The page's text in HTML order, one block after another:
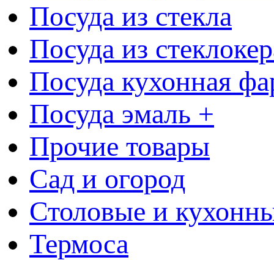
Посуда из стекла
Посуда из
Посуда кухонная
Посуда эмаль +
Прочие товары
Сад и огород
Столовые и
Термоса